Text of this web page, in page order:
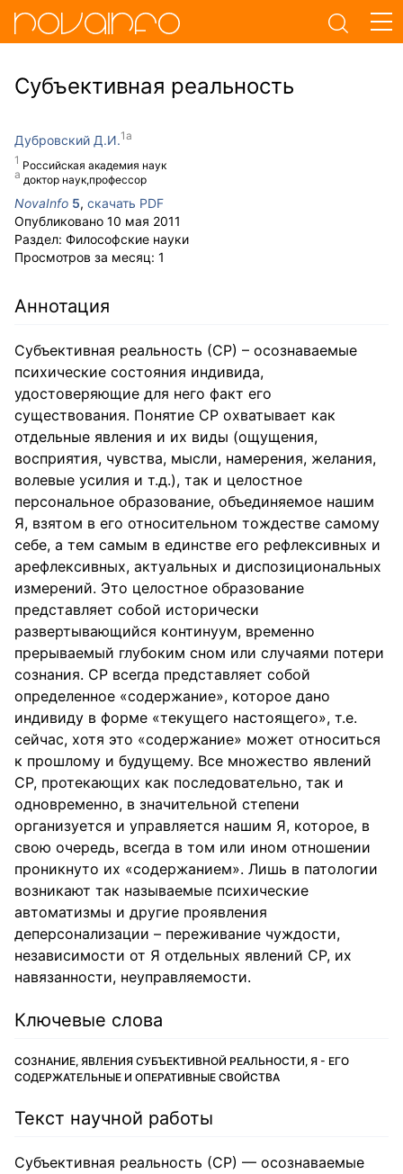
Субъективная реальность
Дубровский Д.И.
Российская академия наук
доктор наук,профессор
NovaInfo 5, скачать PDF
Опубликовано 10 мая 2011
Раздел: Философские науки
Просмотров за месяц: 1
Аннотация
Субъективная реальность (СР) – осознаваемые
психические состояния индивида,
удостоверяющие для него факт его
существования. Понятие СР охватывает как
отдельные явления и их виды (ощущения,
восприятия, чувства, мысли, намерения, желания,
волевые усилия и т.д.), так и целостное
персональное образование, объединяемое нашим
Я, взятом в его относительном тождестве самому
себе, а тем самым в единстве его рефлексивных и
арефлексивных, актуальных и диспозициональных
измерений. Это целостное образование
представляет собой исторически
развертывающийся континуум, временно
прерываемый глубоким сном или случаями потери
сознания. СР всегда представляет собой
определенное «содержание», которое дано
индивиду в форме «текущего настоящего», т.е.
сейчас, хотя это «содержание» может относиться
к прошлому и будущему. Все множество явлений
СР, протекающих как последовательно, так и
одновременно, в значительной степени
организуется и управляется нашим Я, которое, в
свою очередь, всегда в том или ином отношении
проникнуто их «содержанием». Лишь в патологии
возникают так называемые психические
автоматизмы и другие проявления
деперсонализации – переживание чуждости,
независимости от Я отдельных явлений СР, их
навязанности, неуправляемости.
Ключевые слова
СОЗНАНИЕ, ЯВЛЕНИЯ СУБЪЕКТИВНОЙ РЕАЛЬНОСТИ, Я - ЕГО
СОДЕРЖАТЕЛЬНЫЕ И ОПЕРАТИВНЫЕ СВОЙСТВА
Текст научной работы
Субъективная реальность (СР) — осознаваемые